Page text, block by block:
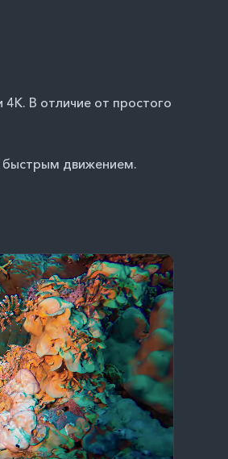
В отличие от простого
быстрым движением.